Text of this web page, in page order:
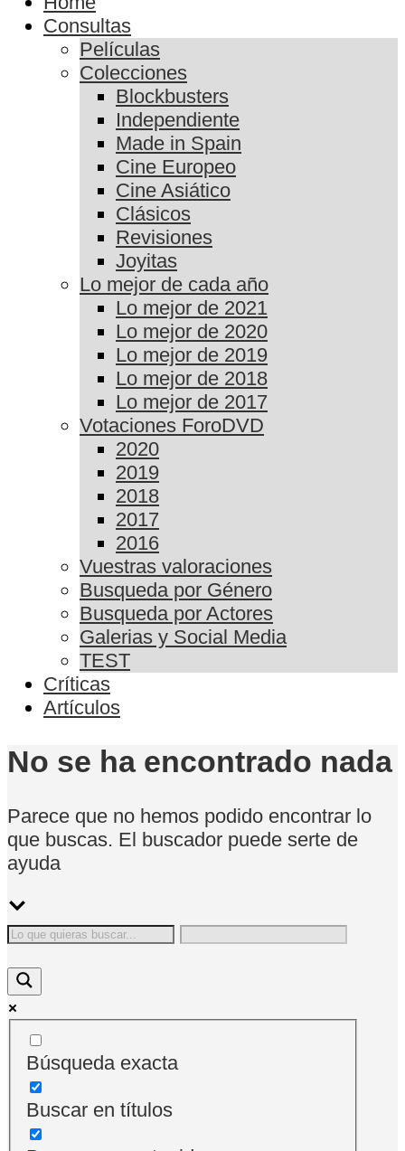
Consultas
Películas
Colecciones
Blockbusters
Independiente
Made in Spain
Cine Europeo
Cine Asiático
Clásicos
Revisiones
Joyitas
Lo mejor de cada año
Lo mejor de 2021
Lo mejor de 2020
Lo mejor de 2019
Lo mejor de 2018
Lo mejor de 2017
Votaciones ForoDVD
2020
2019
2018
2017
2016
Vuestras valoraciones
Busqueda por Género
Busqueda por Actores
Galerias y Social Media
TEST
Críticas
Artículos
No se ha encontrado nada
Parece que no hemos podido encontrar lo
que buscas. El buscador puede serte de
ayuda
Búsqueda exacta
Buscar en títulos